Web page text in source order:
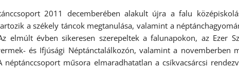
2011 decemberében alakult újra a falu
a székely táncok megtanulása, valamint a
elmúlt évben sikeresen szerepeltek a falunapokon, az Ezer
és Ifjúsági Néptánctalálkozón, valamint a novemberben
néptánccsoport műsora elmaradhatatlan a csíkvacsárcsi